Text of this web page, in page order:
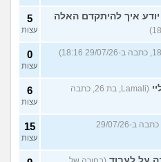
איך להיתקדם האלה 5
עצות
0
עצות
(Lamali, בת 26, כתבה
6
עצות
(אנונימית, בת 25, כתבה ב-29/07/26
15
עצות